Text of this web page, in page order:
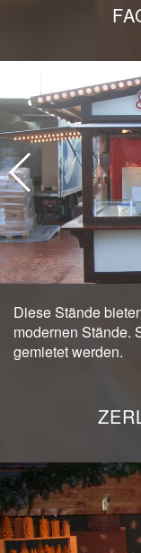
Diese Stände
modernen Stände.
gemietet werden.